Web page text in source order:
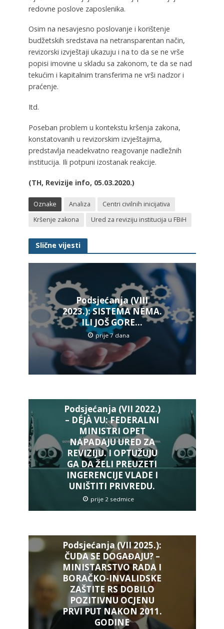
redovne poslove zaposlenika.
Osim na nesavjesno poslovanje i korištenje
budžetskih sredstava na netransparentan način,
revizorski izvještaji ukazuju i na to da se ne vrše
popisi imovine u skladu sa zakonom, te da se nad
tekućim i kapitalnim transferima ne vrši nadzor i
praćenje.
Itd.
Poseban problem u kontekstu kršenja zakona,
konstatovanih u revizorskim izvještajima,
predstavlja neadekvatno reagovanje nadležnih
institucija. Ili potpuni izostanak reakcije.
(TH, Revizije info, 05.03.2020.)
Oznake Analiza
Centri civilnih inicijativa
Kršenje zakona
Ured za reviziju institucija u FBiH
Slične vijesti
Podsjećanja (VIII
2023.): SISTEMA NEMA.
ILI JOŠ GORE…
prije 7 dana
Podsjećanja (VII 2022.)
– DÉJÀ VU: FEDERALNI
MINISTRI OPET
NAPADAJU URED ZA
REVIZIJU. I OPTUŽUJU
GA DA ŽELI PREUZETI
INGERENCIJE VLADE I
UNIŠTITI PRIVREDU.
prije 2 sedmice
Podsjećanja (VII 2025.):
ČUDA SE DOGAĐAJU? –
MINISTARSTVO RADA I
BORAČKO-INVALIDSKE
ZAŠTITE RS DOBILO
POZITIVNU OCJENU
PRVI PUT NAKON 2011.
GODINE